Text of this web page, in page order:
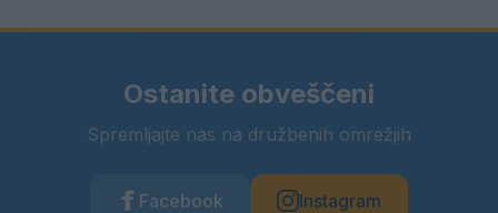
Ostanite obveščeni
Spremljajte nas na družbenih omrežjih
Facebook Instagram